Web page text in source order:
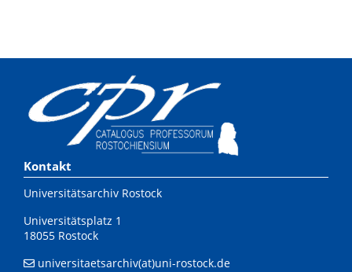
Kontakt
Universitätsarchiv Rostock
Universitätsplatz 1
18055 Rostock
universitaetsarchiv(at)uni-rostock.de